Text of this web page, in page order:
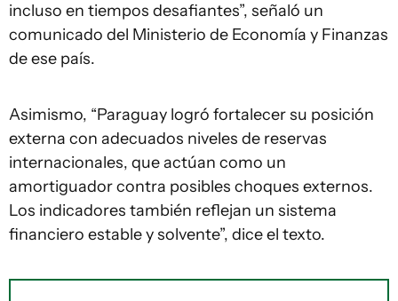
incluso en tiempos desafiantes”, señaló un
comunicado del Ministerio de Economía y Finanzas
de ese país.
Asimismo, “Paraguay logró fortalecer su posición
externa con adecuados niveles de reservas
internacionales, que actúan como un
amortiguador contra posibles choques externos.
Los indicadores también reflejan un sistema
financiero estable y solvente”, dice el texto.